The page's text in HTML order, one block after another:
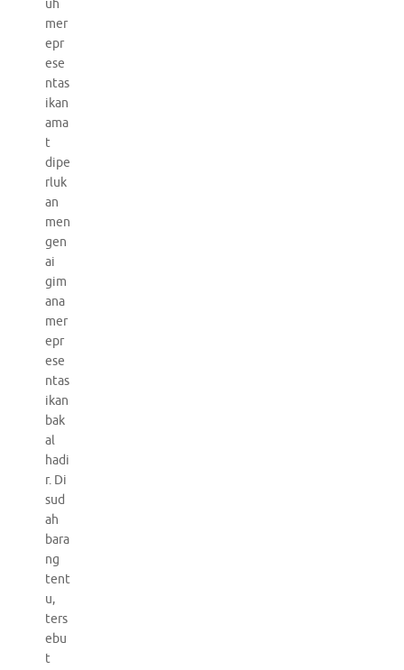
uh
mer
epr
ese
ntas
ikan
ama
t
dipe
rluk
an
men
gen
ai
gim
ana
mer
epr
ese
ntas
ikan
bak
al
hadi
r. Di
sud
ah
bara
ng
tent
u,
ters
ebu
t